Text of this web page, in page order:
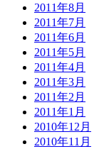
2011年8月
2011年7月
2011年6月
2011年5月
2011年4月
2011年3月
2011年2月
2011年1月
2010年12月
2010年11月